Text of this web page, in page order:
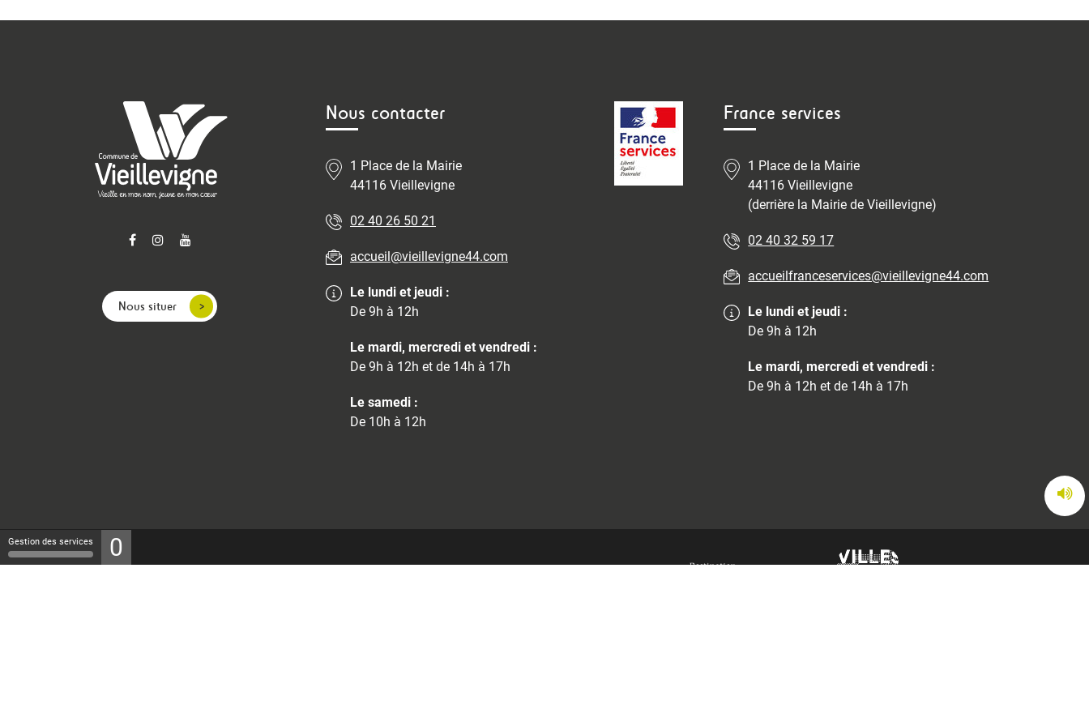
Nous situer
Nous contacter
1 Place de la Mairie
44116 Vieillevigne
02 40 26 50 21
accueil@vieillevigne44.com
Le lundi et jeudi :
De 9h à 12h
Le mardi, mercredi et vendredi :
De 9h à 12h et de 14h à 17h
Le samedi :
De 10h à 12h
France services
1 Place de la Mairie
44116 Vieillevigne
(derrière la Mairie de Vieillevigne)
02 40 32 59 17
accueilfranceservices@vieillevigne44.com
Le lundi et jeudi :
De 9h à 12h
Le mardi, mercredi et vendredi :
De 9h à 12h et de 14h à 17h
Gestion des services 0